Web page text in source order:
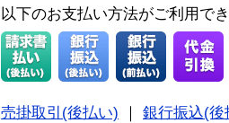
以下のお支払い方法がご利用で
売掛取引(後払い)
銀行振込(後